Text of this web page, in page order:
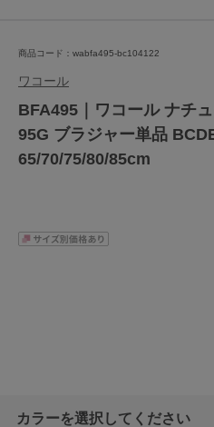
商品コード：wabfa495-bc104122
ワコール
BFA495｜ワコール ナチ
95G ブラジャー単品
65/70/75/80/85cm
カラーを選択してください